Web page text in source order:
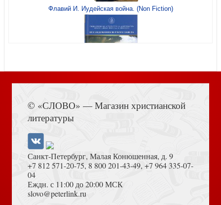
Открытка «С верой в Бога и любовью к Родине» (три
богатыря, кубизм) 100Х145 мм (Ваката) 1198
Открытка С крещением Бог есть любовь (Ваката) 384
Открытка «Весенний хоровод» Happy Womens day, 8
марта, 10*15, фактура — лён (Ваката) 55
Флавий И. Иудейская война. (Non Fiction)
Толкование на Апокалипсис (Тихоний Африканский)
© «СЛОВО» — Магазин христианской
литературы
Санкт-Петербург, Малая Конюшенная, д. 9
+7 812 571-20-75, 8 800 201-43-49, +7 964 335-07-
04
Еждн. с 11:00 до 20:00 МСК
slovo@peterlink.ru